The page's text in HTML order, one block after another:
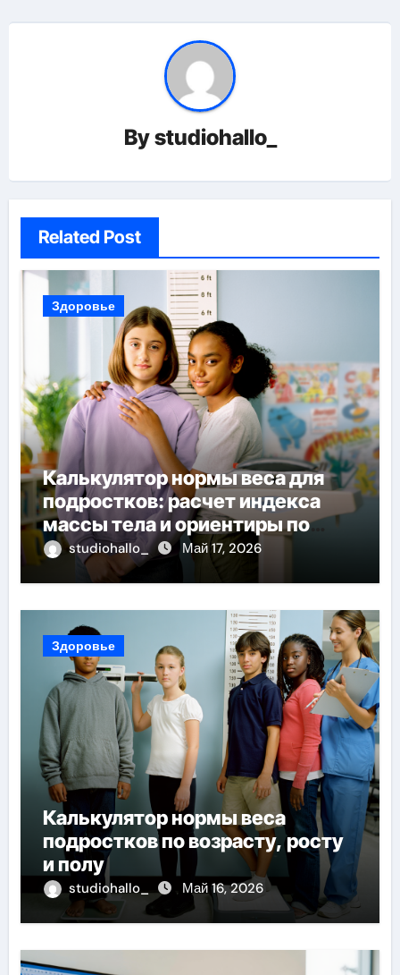
Bystudiohallo_
Related Post
Здоровье
Калькулятор нормы веса для
подростков: расчет индекса
массы тела и ориентиры по
возрасту, росту и полу
studiohallo_ Май 17, 2026
Здоровье
Калькулятор нормы веса
подростков по возрасту, росту
и полу
studiohallo_ Май 16, 2026